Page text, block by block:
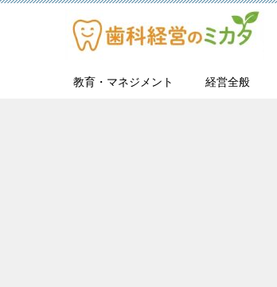
教育・マネジメント 経営全般